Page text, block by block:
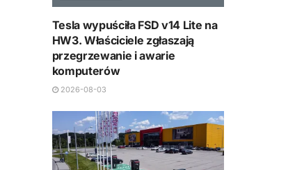
Tesla wypuściła FSD v14 Lite na
HW3. Właściciele zgłaszają
przegrzewanie i awarie
komputerów
2026-08-03